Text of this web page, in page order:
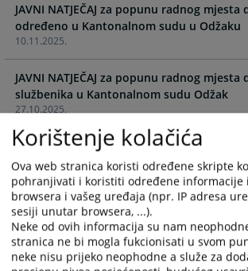
forward
to
interact
with
the
calendar
and
select
a
date.
Press
the
question
mark
key
forward
to
with
the
calendar
and
select
a
date.
Press
the
question
mark
key
10.11.2025.
JAVNI NATJEČAJ za popunu radnog
određeno u Kantonalnom sudu u Odžaku
27.10.2025.
JAVNI NATJEČAJ za popunu radnog mjesta
službenika u Kantonalnom sudu Odžak
07.05.2025.
JAVNI NATJEČAJ za prijem Višeg referenta za
administrativno-tehničke poslove u
Odžak
25.07.2024.
JAVNI NATJEČAJ za popunu radnog mjesta
suradnika u Kantonalnom sudu Odžak
Korištenje kolačića
Ova web stranica koristi određene skripte
pohranjivati i koristiti određene informacije
browsera i vašeg uređaja (npr. IP adresa
sesiji unutar browsera, ...).
Neke od ovih informacija su nam
stranica ne bi mogla fukcionisati u svom
neke nisu prijeko neophodne a služe za